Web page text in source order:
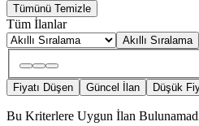
Tümünü Temizle
Tüm İlanlar
Akıllı Sıralama
Fiyatı Düşen Güncel İlan Düşük
Bu Kriterlere Uygun İlan